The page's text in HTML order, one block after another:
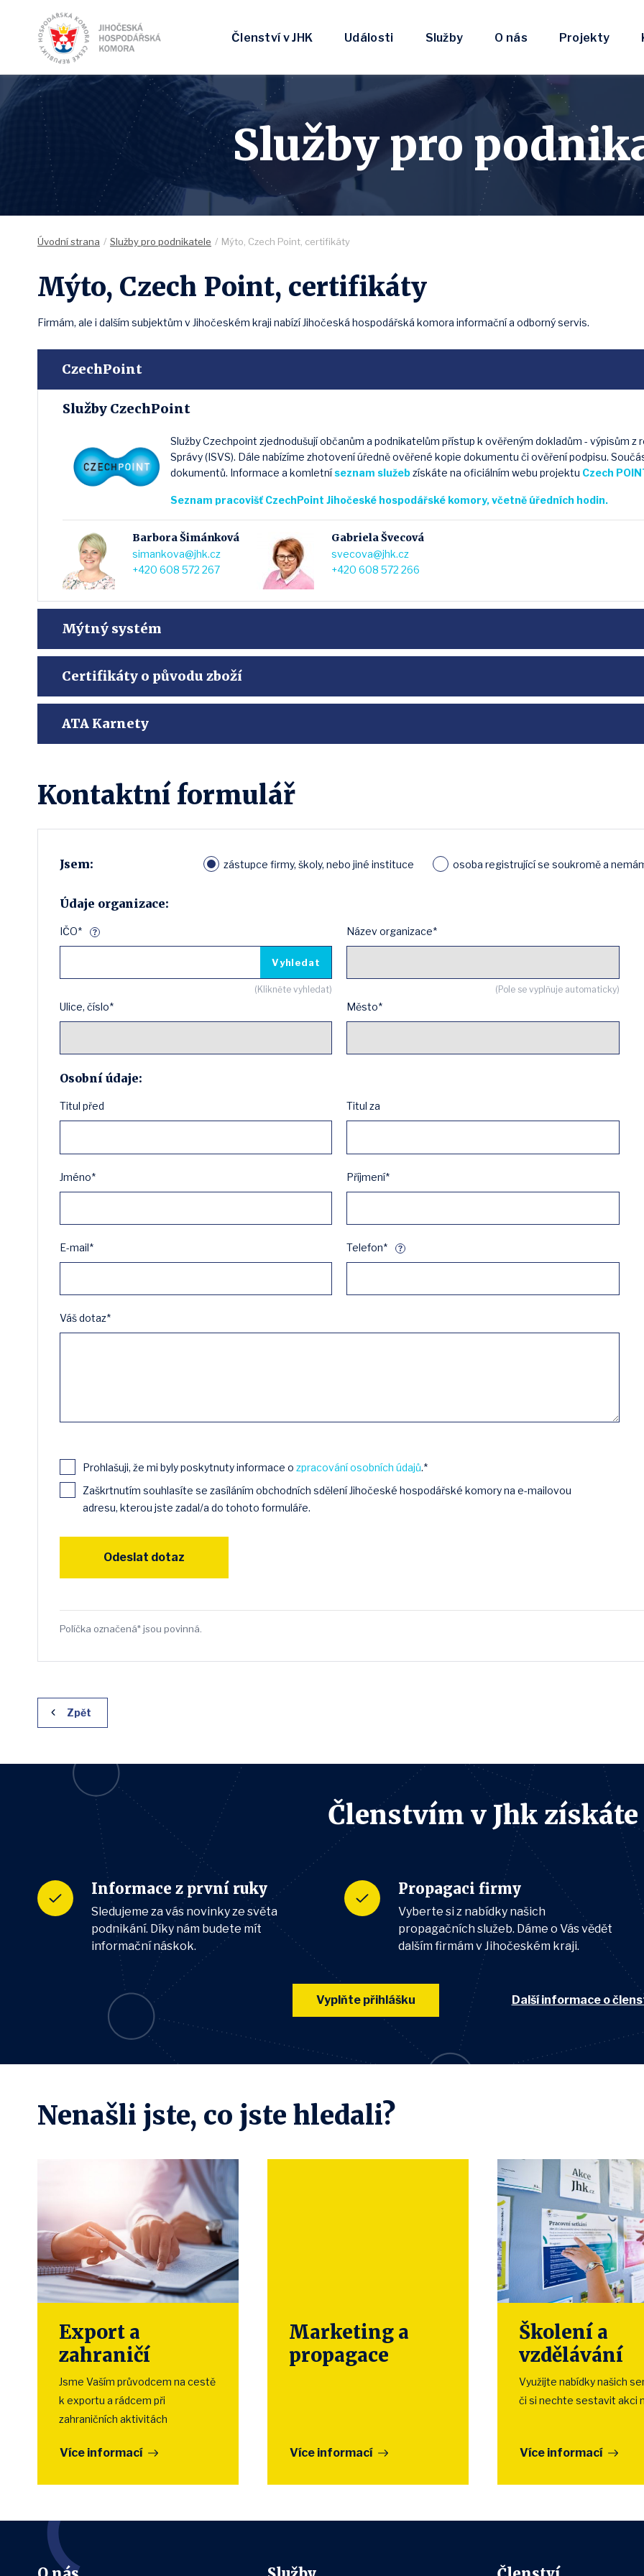
Členství v JHK Události Služby O nás Projekty
Služby pro
Úvodní strana Služby pro podnikatele Mýto, Czech Point, certifikáty
Mýto, Czech Point, certifikáty
Firmám, ale i dalším subjektům v Jihočeském kraji nabízí Jihočeská hospodářská komora informační a odborný servis.
CzechPoint
Služby CzechPoint
Služby Czechpoint zjednodušují občanům a podnikatelům přístup k ověřeným dokladům - výpisům
Správy (ISVS). Dále nabízíme zhotovení úředně ověřené kopie dokumentu či ověření podpisu.
dokumentů. Informace a komletníseznam služebzískáte na oficiálním webu projektu Czech
Seznam pracovišť CzechPoint Jihočeské hospodářské komory, včetně úředních hodin.
Barbora Šimánková
simankova@jhk.cz
+420 608 572 267
Gabriela Švecová
svecova@jhk.cz
+420 608 572 266
Mýtný systém
Certifikáty o původu zboží
ATA Karnety
Kontaktní formulář
Jsem: zástupce firmy, školy, nebo jiné instituce osoba registrující se soukromě a
Údaje organizace:
IČO* ?
Vyhledat
(Klikněte vyhledat)
Název organizace*
(Pole se vyplňuje automaticky)
Ulice, číslo* Město*
Osobní údaje:
Titul před Titul za
Jméno* Příjmení*
E-mail* Telefon* ?
Váš dotaz*
Prohlašuji, že mi byly poskytnuty informace o zpracování osobních údajů.*
Zaškrtnutím souhlasíte se zasíláním obchodních sdělení Jihočeské hospodářské komory na e-mailovou
adresu, kterou jste zadal/a do tohoto formuláře.
Odeslat dotaz
Políčka označená* jsou povinná.
Zpět
Členstvím v Jhk získáte
Informace z první ruky
Sledujeme za vás novinky ze světa
podnikání. Díky nám budete mít
informační náskok.
Propagaci firmy
Vyberte si z nabídky našich
propagačních služeb. Dáme o Vás vědět
dalším firmám v Jihočeském kraji.
Vyplňte přihlášku Další informace o
Nenašli jste, co jste hledali?
Export a
zahraničí
Jsme Vaším průvodcem na cestě
k exportu a rádcem při
zahraničních aktivitách
Více informací
Marketing a
propagace
Více informací
Školení a
vzdělávání
Využijte nabídky našich
či si nechte sestavit akci
Více informací